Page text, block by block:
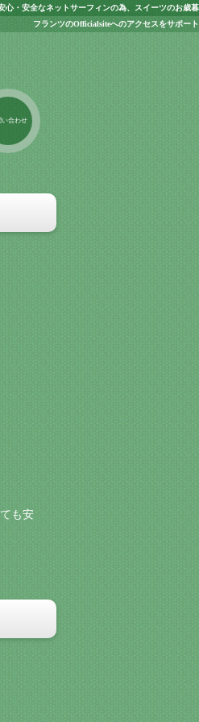
心・安全なネットサーフィンの為、スイーツのお歳暮
フランツのOfficialsiteへのアクセスをサポート
い合わせ
も安